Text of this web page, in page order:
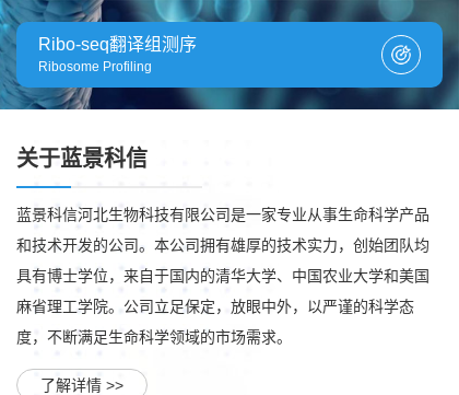
Ribo-seq翻译组测序
Ribosome Profiling
关于蓝景科信
蓝景科信河北生物科技有限公司是一家专业从事生命科学产品
和技术开发的公司。本公司拥有雄厚的技术实力，创始团队均
具有博士学位，来自于国内的清华大学、中国农业大学和美国
麻省理工学院。公司立足保定，放眼中外，以严谨的科学态
度，不断满足生命科学领域的市场需求。
了解详情 >>